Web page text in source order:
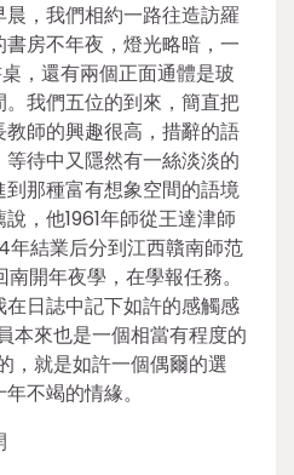
，我們相約一路往造訪羅
房不年夜，燈光略暗，一
，還有兩個正面通體是玻
我們五位的到來，簡直把
師的興趣很高，措辭的語
待中又隱然有一絲淡淡的
那種富有想象空間的語境
，他1961年師從王達津師
年結業后分到江西贛南師范
開年夜學，在學報任務。
日誌中記下如許的感觸感
本來也是一個相當有程度的
，就是如許一個偶爾的選
不竭的情緣。